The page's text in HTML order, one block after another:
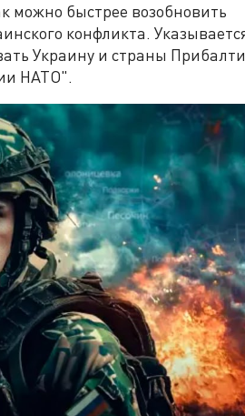
можно быстрее возобновить
конфликта.
Украину и страны
НАТО".